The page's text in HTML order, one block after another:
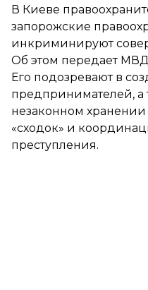
В Киеве
запорожские
инкриминируют
Об этом передаетМВД
Его подозревают в
предпринимателей, а
незаконном
«сходок» и
преступления.